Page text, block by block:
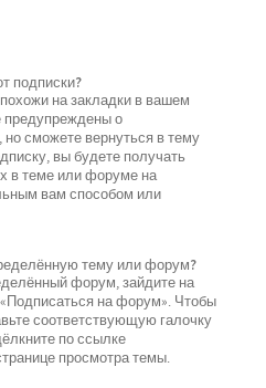
подписки?
на закладки в вашем
предупреждены о
сможете вернуться в тему
вы будете получать
в теме или форуме на
вам способом или
тему или форум?
форум, зайдите на
на форум». Чтобы
соответствующую галочку
по ссылке
просмотра темы.